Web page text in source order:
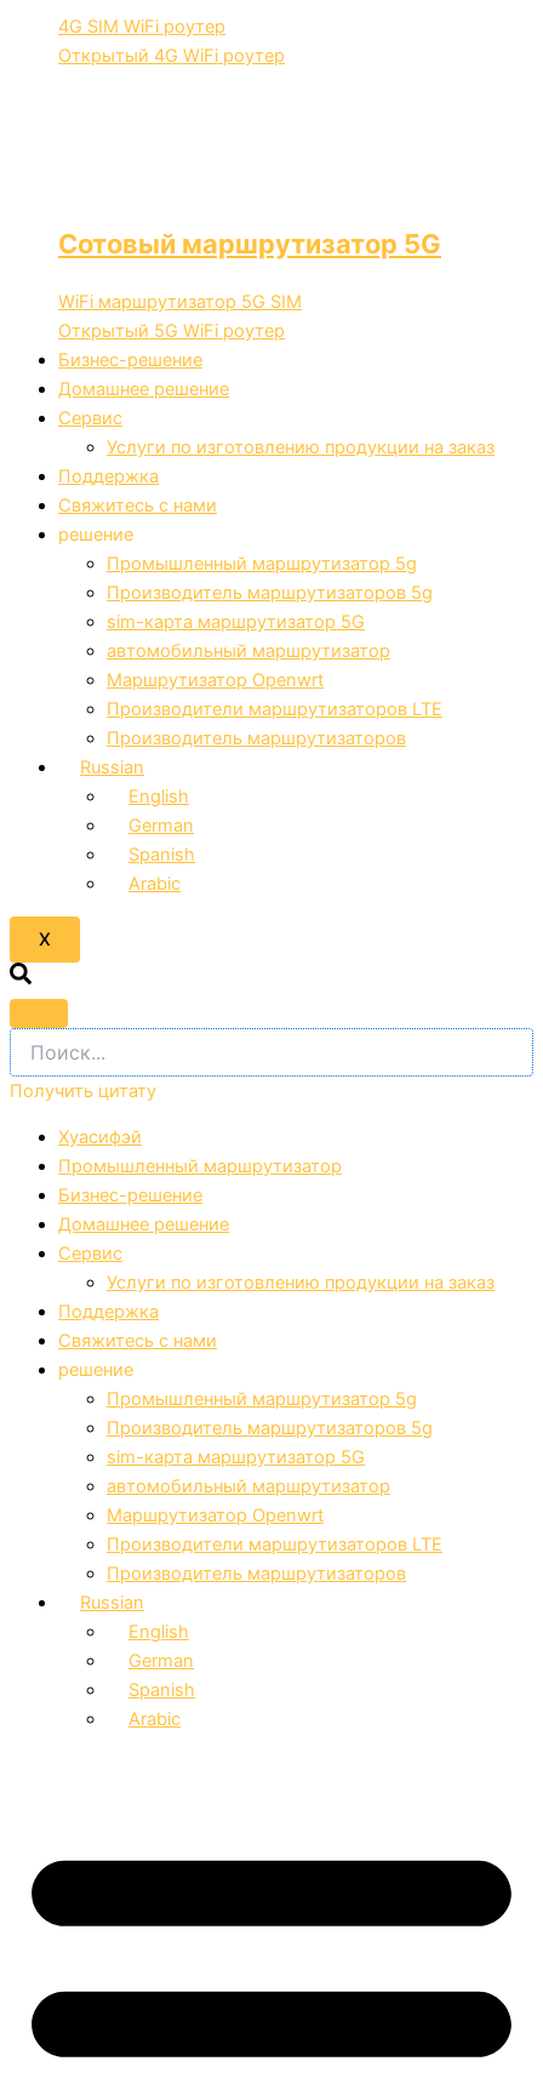
4G SIM WiFi роутер
Открытый 4G WiFi роутер
Сотовый маршрутизатор 5G
WiFi маршрутизатор 5G SIM
Открытый 5G WiFi роутер
Бизнес-решение
Домашнее решение
Сервис
Услуги по изготовлению продукции на заказ
Поддержка
Свяжитесь с нами
решение
Промышленный маршрутизатор 5g
Производитель маршрутизаторов 5g
sim-карта маршрутизатор 5G
автомобильный маршрутизатор
Маршрутизатор Openwrt
Производители маршрутизаторов LTE
Производитель маршрутизаторов
Russian
English
German
Spanish
Arabic
X
Получить цитату
Хуасифэй
Промышленный маршрутизатор
Бизнес-решение
Домашнее решение
Сервис
Услуги по изготовлению продукции на заказ
Поддержка
Свяжитесь с нами
решение
Промышленный маршрутизатор 5g
Производитель маршрутизаторов 5g
sim-карта маршрутизатор 5G
автомобильный маршрутизатор
Маршрутизатор Openwrt
Производители маршрутизаторов LTE
Производитель маршрутизаторов
Russian
English
German
Spanish
Arabic